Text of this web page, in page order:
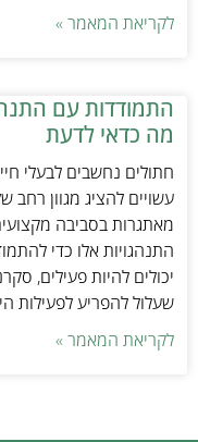
לקריאת המאמר »
התמודדות עם
מה כדאי לדעת
חתולים נחשבים לבעלי
עשויים להציג מגוון רחב
מאתגרות בסביבה
התנהגויות אלו כדי
יכולים להיות פעילים,
שעלול להפריע לפעילות
לקריאת המאמר »